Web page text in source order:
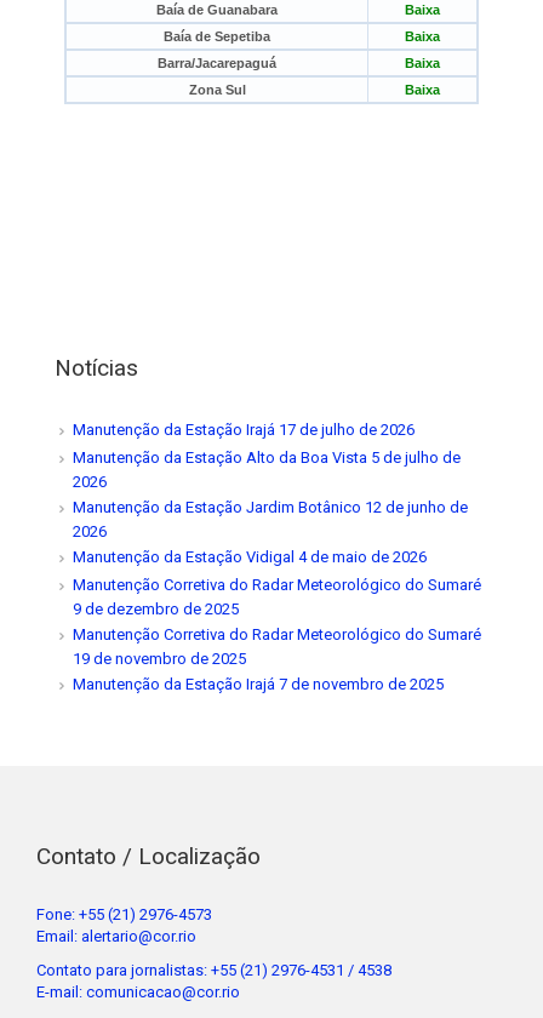
Notícias
Manutenção da Estação Irajá 17 de julho de 2026
Manutenção da Estação Alto da Boa Vista 5 de julho de
2026
Manutenção da Estação Jardim Botânico 12 de junho de
2026
Manutenção da Estação Vidigal 4 de maio de 2026
Manutenção Corretiva do Radar Meteorológico do Sumaré
9 de dezembro de 2025
Manutenção Corretiva do Radar Meteorológico do Sumaré
19 de novembro de 2025
Manutenção da Estação Irajá 7 de novembro de 2025
Contato / Localização
Fone: +55 (21) 2976-4573
Email: alertario@cor.rio
Contato para jornalistas: +55 (21) 2976-4531 / 4538
E-mail: comunicacao@cor.rio